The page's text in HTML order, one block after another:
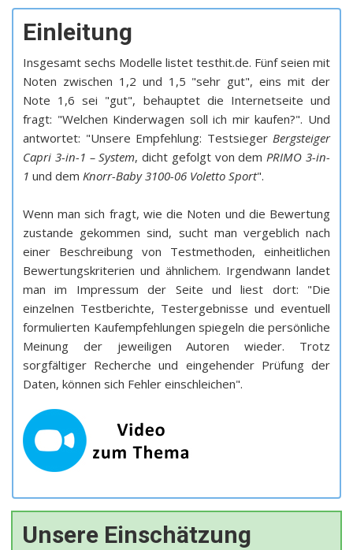
Einleitung
Insgesamt sechs Modelle listet testhit.de. Fünf seien mit
Noten zwischen 1,2 und 1,5 "sehr gut", eins mit der
Note 1,6 sei "gut", behauptet die Internetseite und
fragt: "Welchen Kinderwagen soll ich mir kaufen?". Und
antwortet: "Unsere Empfehlung: Testsieger Bergsteiger
Capri 3-in-1 – System, dicht gefolgt von demPRIMO 3-in-
1 und dem Knorr-Baby 3100-06 Voletto Sport".
Wenn man sich fragt, wie die Noten und die Bewertung
zustande gekommen sind, sucht man vergeblich nach
einer Beschreibung von Testmethoden, einheitlichen
Bewertungskriterien und ähnlichem. Irgendwann landet
man im Impressum der Seite und liest dort: "Die
einzelnen Testberichte, Testergebnisse und eventuell
formulierten Kaufempfehlungen spiegeln die persönliche
Meinung der jeweiligen Autoren wieder. Trotz
sorgfältiger Recherche und eingehender Prüfung der
Daten, können sich Fehler einschleichen".
Unsere Einschätzung